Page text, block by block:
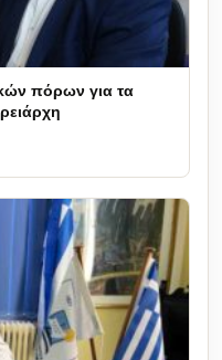
πόρων για τα